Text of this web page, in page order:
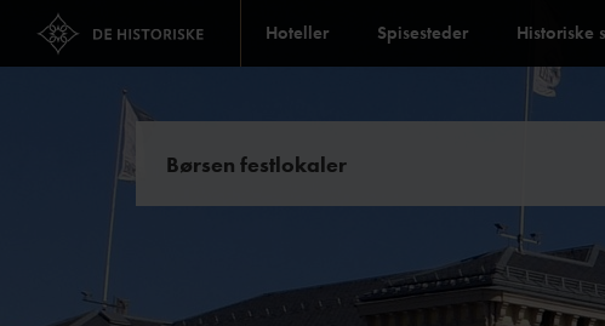
Hoteller Spisesteder Historiske
Børsen festlokaler